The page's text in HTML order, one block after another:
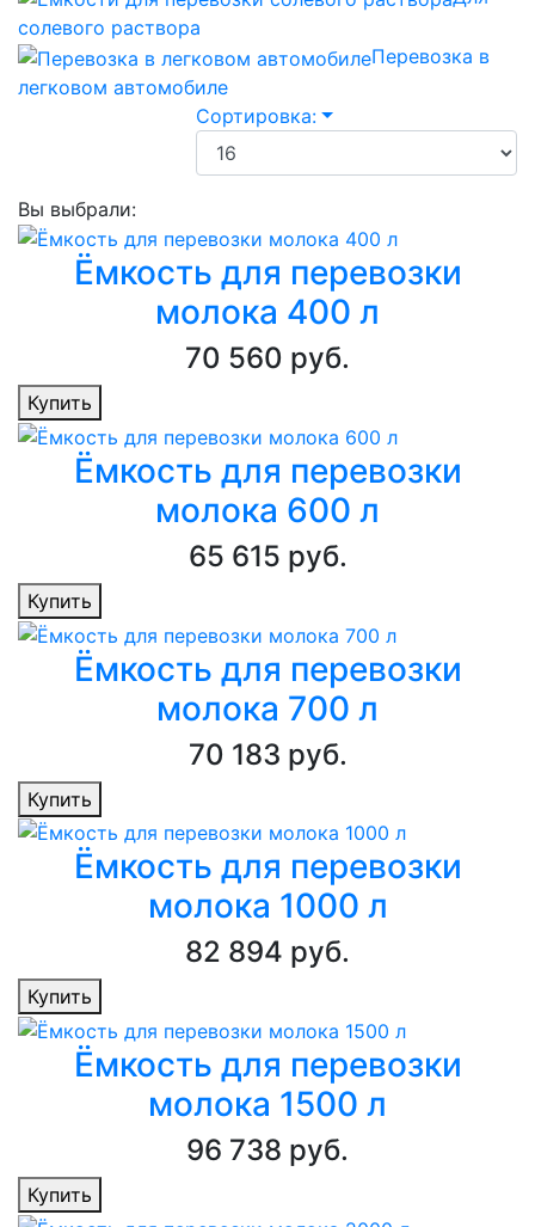
солевого раствора
Перевозка в
легковом автомобиле
Сортировка:
Вы выбрали:
Ёмкость для перевозки
молока 400 л
70 560 руб.
Купить
Ёмкость для перевозки
молока 600 л
65 615 руб.
Купить
Ёмкость для перевозки
молока 700 л
70 183 руб.
Купить
Ёмкость для перевозки
молока 1000 л
82 894 руб.
Купить
Ёмкость для перевозки
молока 1500 л
96 738 руб.
Купить